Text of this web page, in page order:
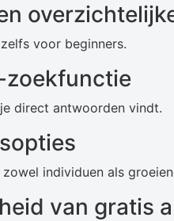
voor beginners.
zoekfunctie
direct antwoorden vindt.
individuen als
van gratis